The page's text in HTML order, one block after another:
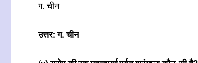
ग. चीन
उत्तर: ग. चीन